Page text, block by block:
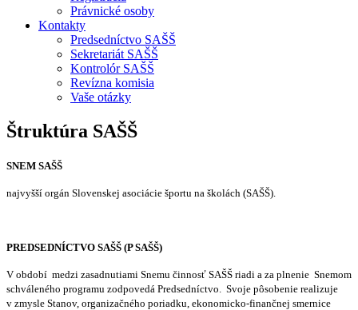
Právnické osoby
Kontakty
Predsedníctvo SAŠŠ
Sekretariát SAŠŠ
Kontrolór SAŠŠ
Revízna komisia
Vaše otázky
Štruktúra SAŠŠ
SNEM SAŠŠ
najvyšší orgán Slovenskej asociácie športu na školách (SAŠŠ).
PREDSEDNÍCTVO SAŠŠ (P SAŠŠ)
V období medzi zasadnutiami Snemu činnosť SAŠŠ riadi a za plnenie Snemom
schváleného programu zodpovedá Predsedníctvo. Svoje pôsobenie realizuje
v zmysle Stanov, organizačného poriadku, ekonomicko-finančnej smernice